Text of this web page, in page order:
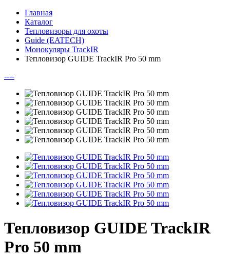
Главная
Каталог
Тепловизоры для охоты
Guide (EATECH)
Монокуляры TrackIR
Тепловизор GUIDE TrackIR Pro 50 mm
----
Тепловизор GUIDE TrackIR
Pro 50 mm